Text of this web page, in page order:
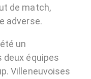
de match,
adverse.
un
équipes
Villeneuvoises